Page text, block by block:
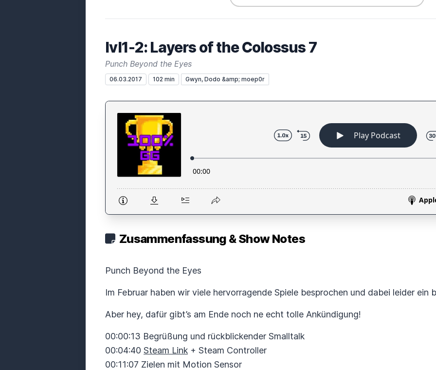
lvl1-2: Layers of the Colossus 7
Punch Beyond the Eyes
06.03.2017 102 min Gwyn, Dodo &amp; moep0r
Zusammenfassung & Show Notes
Punch Beyond the Eyes
Im Februar haben wir viele hervorragende Spiele besprochen und dabei leider ein
Aber hey, dafür gibt’s am Ende noch ne echt tolle Ankündigung!
00:00:13 Begrüßung und rückblickender Smalltalk
00:04:40 Steam Link + Steam Controller
00:11:07 Zielen mit Motion Sensor